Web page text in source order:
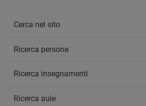
Cerca nel sito
Ricerca persone
Ricerca insegnamenti
Ricerca aule